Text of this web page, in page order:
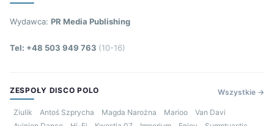
Wydawca: PR Media Publishing
Tel: +48 503 949 763 (10-16)
ZESPOŁY DISCO POLO Wszystkie →
Ziulik Antoś Szprycha Magda Narożna Marioo
Van Davi